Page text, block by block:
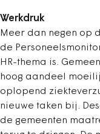
Werkdruk
Meer dan negen op
de
HR-thema is.
hoog aandeel
oplopend
nieuwe taken bij.
de gemeenten